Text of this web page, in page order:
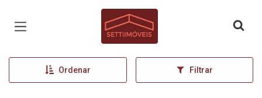
Página inicial
Ordenar Filtrar